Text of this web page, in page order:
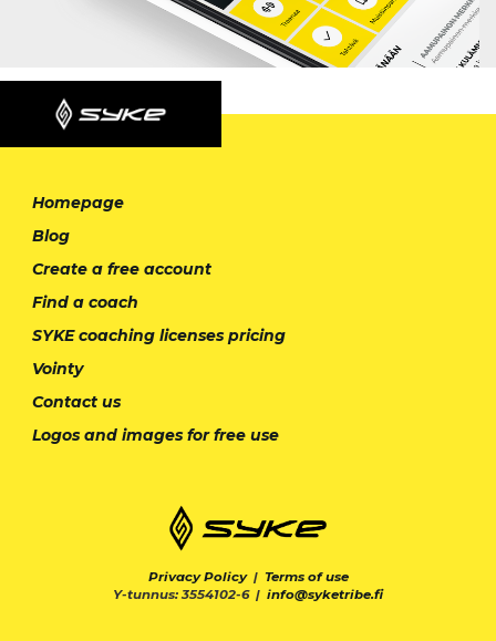
Homepage
Blog
Create a free account
Find a coach
SYKE coaching licenses pricing
Vointy
Contact us
Logos and images for free use
Privacy Policy| Terms of use
Y-tunnus: 3554102-6 | info@syketribe.fi